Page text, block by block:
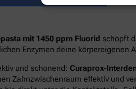
mit 1450 ppm Fluorid schöpft
Enzymen deine körpereigenen
und schonend: Curaprox-
Zahnzwischenraum effektiv und